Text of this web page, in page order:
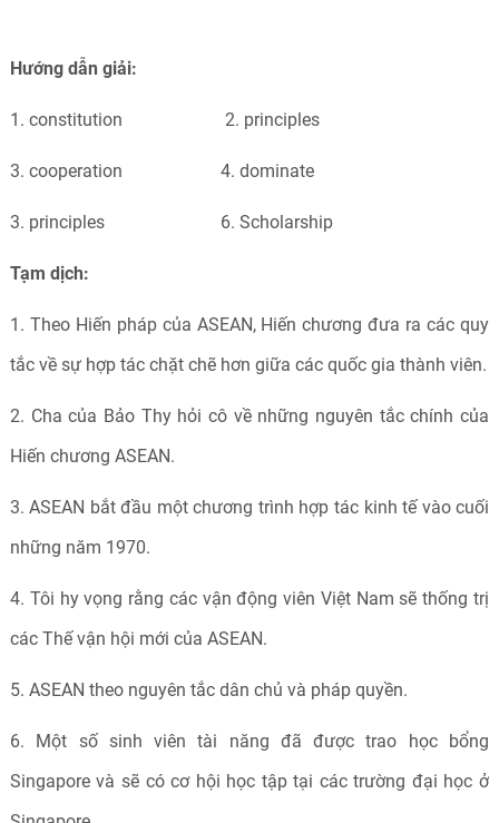
Hướng dẫn giải:
1. constitution 2. principles
3. cooperation 4. dominate
3. principles 6. Scholarship
Tạm dịch:
1. Theo Hiến pháp của ASEAN, Hiến chương đưa ra các quy
tắc về sự hợp tác chặt chẽ hơn giữa các quốc gia thành viên.
2. Cha của Bảo Thy hỏi cô về những nguyên tắc chính của
Hiến chương ASEAN.
3. ASEAN bắt đầu một chương trình hợp tác kinh tế vào cuối
những năm 1970.
4. Tôi hy vọng rằng các vận động viên Việt Nam sẽ thống trị
các Thế vận hội mới của ASEAN.
5. ASEAN theo nguyên tắc dân chủ và pháp quyền.
6. Một số sinh viên tài năng đã được trao học bổng
Singapore và sẽ có cơ hội học tập tại các trường đại học ở